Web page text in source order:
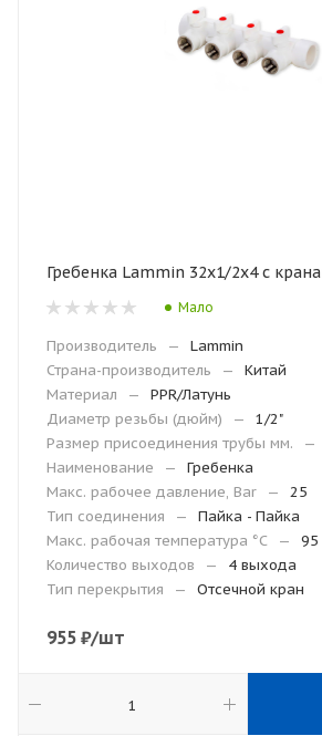
Гребенка Lammin 32х1/2х4 с
Мало
Производитель —
Lammin
Страна-производитель
—
Китай
Материал
—
PPR/Латунь
Диаметр резьбы (дюйм)
—
1/2"
Размер присоединения трубы мм.
—
Наименование
—
Гребенка
Макс. рабочее давление, Bar
—
25
Тип соединения
—
Пайка - Пайка
Макc. рабочая температура °С
—
95
Количество выходов
—
4 выхода
Тип перекрытия
— Отсечной кран
955 ₽/шт